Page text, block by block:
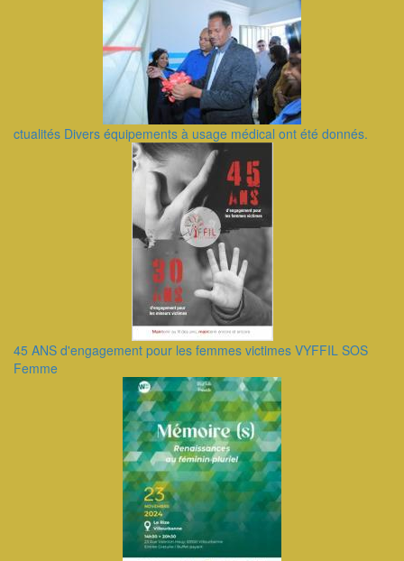
ctualités Divers équipements à usage médical ont été donnés.
45 ANS d'engagement pour les femmes victimes VYFFIL SOS
Femme